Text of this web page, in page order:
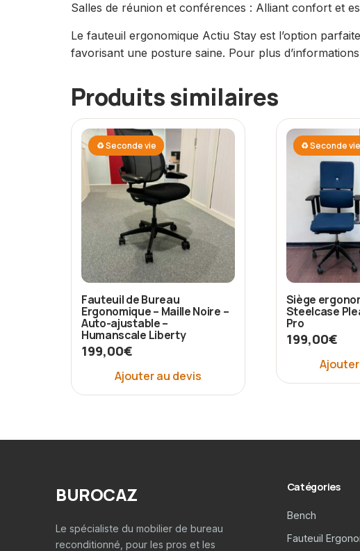
Salles de réunion et conférences : Alliant confort et
Le fauteuil ergonomique Actiu Stay est l’option
favorisant une posture saine. Pour plus
Produits similaires
♻ Seconde vie
Fauteuil de Bureau
Ergonomique – Maille Noire –
Auto-ajustable –
Humanscale Liberty
199,00€
Ajouter au devis
♻ Seconde vie
Siège
Steelcase
Pro
199,00€
BUROCAZ
Le spécialiste du mobilier de bureau
reconditionné, pour les pros et les
Catégories
Bench
Fauteuil